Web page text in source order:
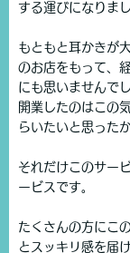
する運びになりまし
もともと耳かきが
のお店をもって、
にも思いませんで
開業したのはこの
らいたいと思った
それだけこのサー
ービスです。
たくさんの方にこ
とスッキリ感を届